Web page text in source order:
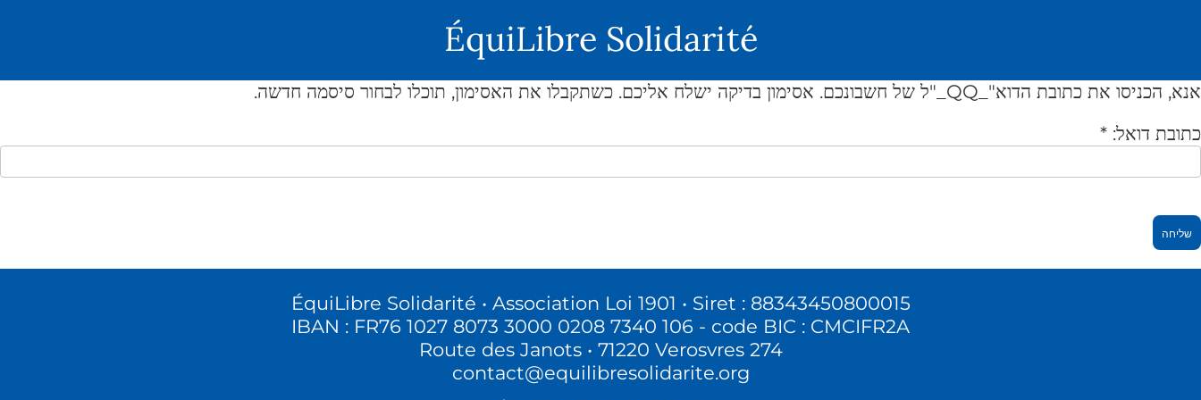
ÉquiLibre Solidarité
אנא, הכניסו את כתובת הדוא"_QQ_"ל של חשבונכם. אסימון בדיקה ישלח אליכם. כשתקבלו את האסימון, תוכלו לבחור סיסמה חדשה.
כתובת דואל: *
שליחה
ÉquiLibre Solidarité • Association Loi 1901 • Siret : 88343450800015
IBAN : FR76 1027 8073 3000 0208 7340 106 - code BIC : CMCIFR2A
274 Route des Janots • 71220 Verosvres
contact@equilibresolidarite.org